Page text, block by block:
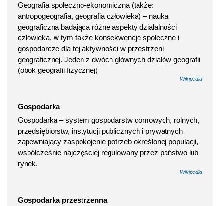
Geografia społeczno-ekonomiczna (także:
antropogeografia, geografia człowieka) – nauka
geograficzna badająca różne aspekty działalności
człowieka, w tym także konsekwencje społeczne i
gospodarcze dla tej aktywności w przestrzeni
geograficznej. Jeden z dwóch głównych działów geografii
(obok geografii fizycznej)
Wikipedia
Gospodarka
Gospodarka – system gospodarstw domowych, rolnych,
przedsiębiorstw, instytucji publicznych i prywatnych
zapewniający zaspokojenie potrzeb określonej populacji,
współcześnie najczęściej regulowany przez państwo lub
rynek.
Wikipedia
Gospodarka przestrzenna